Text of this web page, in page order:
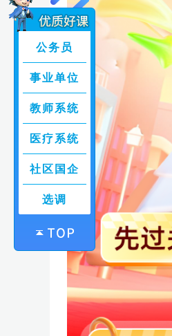
公务员
事业单位
教师系统
医疗系统
社区国企
选调